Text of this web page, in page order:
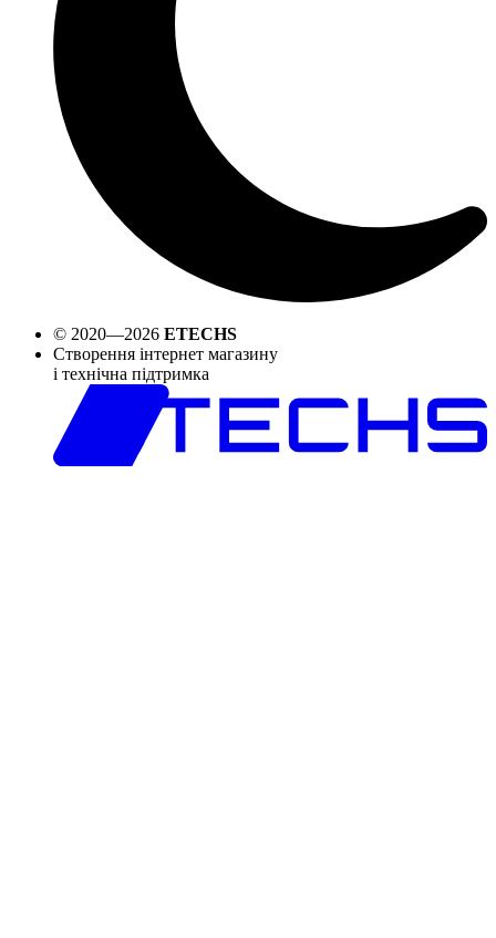
© 2020—2026 ETECHS
Створення інтернет магазину
і технічна підтримка